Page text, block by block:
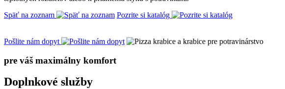
Späť na zoznam
Pozrite si katalóg
Pošlite nám dopyt
pre váš maximálny komfort
Doplnkové služby